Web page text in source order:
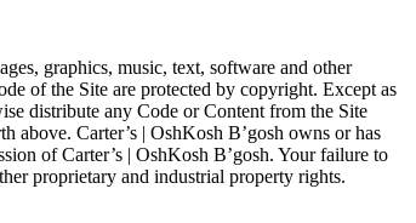
graphics, music, text, software and other
of the Site are protected by copyright. Except as
distribute any Code or Content from the Site
above. Carter’s | OshKosh B’gosh owns or has
of Carter’s | OshKosh B’gosh. Your failure to
proprietary and industrial property rights.